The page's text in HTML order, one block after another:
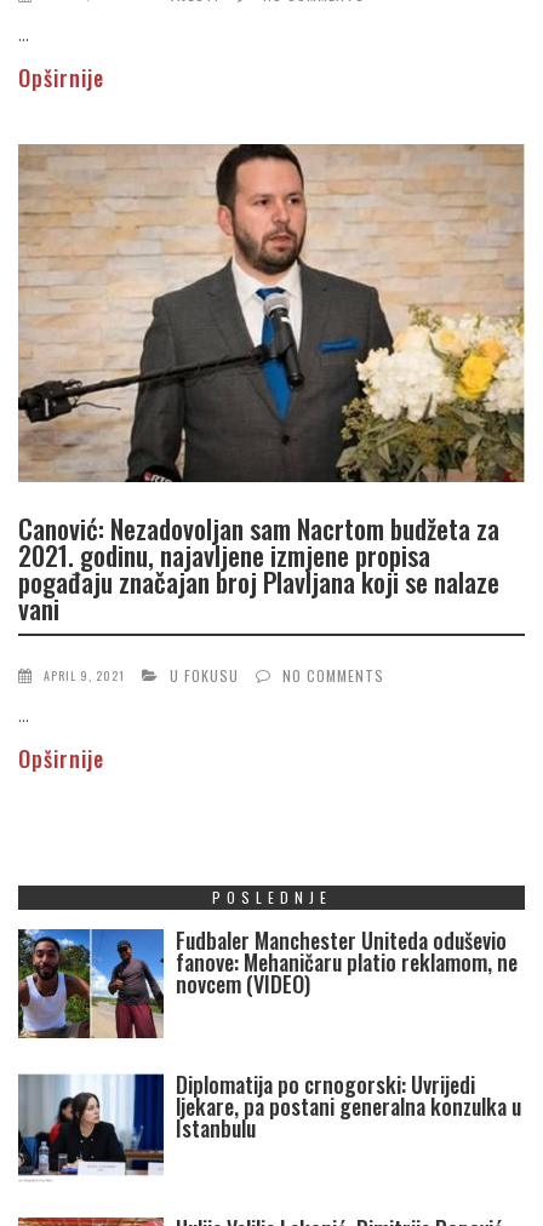
...
Opširnije
Canović: Nezadovoljan sam Nacrtom budžeta za
2021. godinu, najavljene izmjene propisa
pogađaju značajan broj Plavljana koji se nalaze
vani
APRIL 9, 2021 U FOKUSU NO COMMENTS
...
Opširnije
POSLEDNJE
Fudbaler Manchester Uniteda oduševio
fanove: Mehaničaru platio reklamom, ne
novcem (VIDEO)
Diplomatija po crnogorski: Uvrijedi
ljekare, pa postani generalna konzulka u
Istanbulu